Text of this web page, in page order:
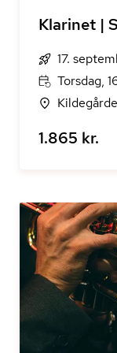
Klarinet |
17.
Torsdag,
1.865 kr.